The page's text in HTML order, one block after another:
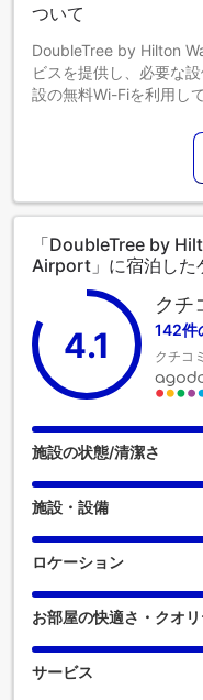
ついて
DoubleTree by Hilton
ビスを提供し、必要な
設の無料Wi-Fiを利用し
の送迎を簡単に手配で
サービスのおかげで、
ります。自家用車でお
ております。定評のあ
などの様々なサービス
ービスにはルームサー
ることができます。 当
には、快適な眠りに必
ます。 一部の客室には
ておりますので、快適
客室には、ビデオスト
え付けられており、ゲ
部の客室にはコーヒー
て揃っているので、の
付けております。 当宿
ヒーを味わい、爽やか
のレストランでは、お
ができるので、旅が空
同じくらい楽しいもの
ビティやアメニティを
美に、スパ施設で思い
い。当宿泊施設のフィ
「DoubleTree by
Airport」に宿泊した
4.1
クチ
142件
クチコ
施設の状態/清潔さ
施設・設備
ロケーション
お部屋の快適さ・クオリ
サービス